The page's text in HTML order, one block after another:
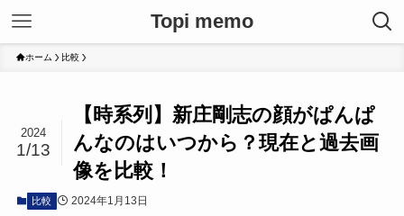
Topi memo
ホーム 比較
【時系列】新庄剛志の顔がぱんぱ
んなのはいつから？現在と過去画
像を比較！
2024
1/13
比較 2024年1月13日